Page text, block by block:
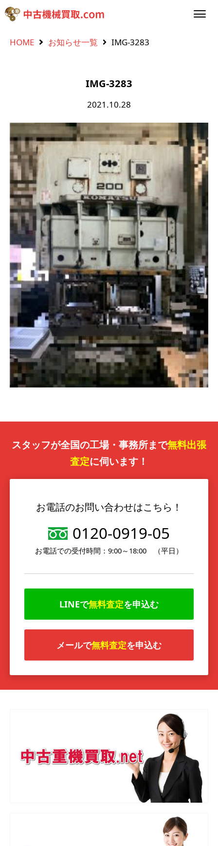
HOME お知らせ一覧 IMG-3283
IMG-3283
2021.10.28
スタッフが全国の工場・事務所まで無料出張
査定に伺います！
お電話のお問い合わせはこちら！
0120-0919-05
お電話での受付時間：9:00～18:00 （平日）
LINEで無料査定を申込む
メールで無料査定を申込む